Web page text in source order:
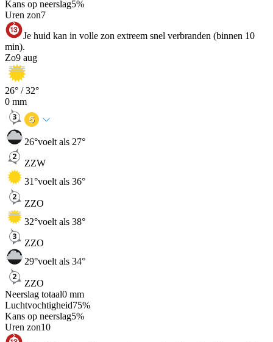
Kans op neerslag5%
Uren zon7
Je huid kan in volle zon extreem snel verbranden (binnen 10
min).
Zo9 aug
26° /32°
0 mm
26°voelt als 27°
ZZW
31°voelt als 36°
ZZO
32°voelt als 38°
ZZO
29°voelt als 34°
ZZO
Neerslag totaal0 mm
Luchtvochtigheid75%
Kans op neerslag5%
Uren zon10